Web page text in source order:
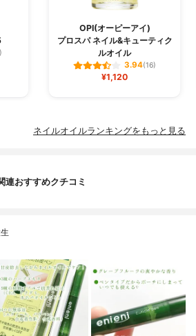
OPI(オーピーアイ)
プロスパ ネイル&キューティク
ルオイル
3.94(16)
¥1,120
ネイルオイルランキングをもっと見る
連おすすめクチコミ